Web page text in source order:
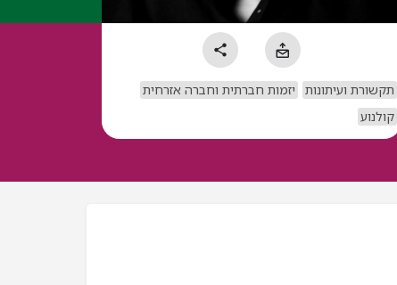
תקשורת ועיתונות
יזמות חברתית וחברה אזרחית
קולנוע